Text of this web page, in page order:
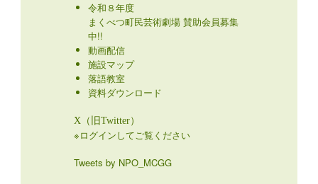
令和８年度
まくべつ町民芸術劇場 賛助会員募集
中!!
動画配信
施設マップ
落語教室
資料ダウンロード
X（旧Twitter）
※ログインしてご覧ください
Tweets by NPO_MCGG